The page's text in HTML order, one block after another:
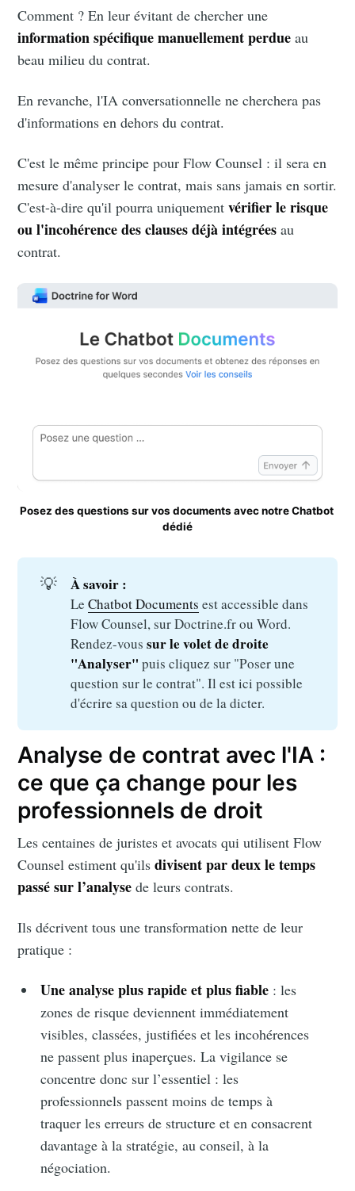
Comment ? En leur évitant de chercher une
information spécifique manuellement perdue au
beau milieu du contrat.
En revanche, l'IA conversationnelle ne cherchera pas
d'informations en dehors du contrat.
C'est le même principe pour Flow Counsel : il sera en
mesure d'analyser le contrat, mais sans jamais en sortir.
C'est-à-dire qu'il pourra uniquementvérifier le risque
ou l'incohérence des clauses déjà intégréesau
contrat.
Posez des questions sur vos documents avec notre Chatbot
dédié
💡 À savoir :
Le Chatbot Documents est accessible dans
Flow Counsel, sur Doctrine.fr ou Word.
Rendez-vous sur le volet de droite
"Analyser" puis cliquez sur "Poser une
question sur le contrat". Il est ici possible
d'écrire sa question ou de la dicter.
Analyse de contrat avec l'IA :
ce que ça change pour les
professionnels de droit
Les centaines de juristes et avocats qui utilisent Flow
Counsel estiment qu'ilsdivisent par deux le temps
passé sur l’analyse de leurs contrats.
Ils décrivent tous une transformation nette de leur
pratique :
Une analyse plus rapide et plus fiable : les
zones de risque deviennent immédiatement
visibles, classées, justifiées et les incohérences
ne passent plus inaperçues. La vigilance se
concentre donc sur l’essentiel : les
professionnels passent moins de temps à
traquer les erreurs de structure et en consacrent
davantage à la stratégie, au conseil, à la
négociation.